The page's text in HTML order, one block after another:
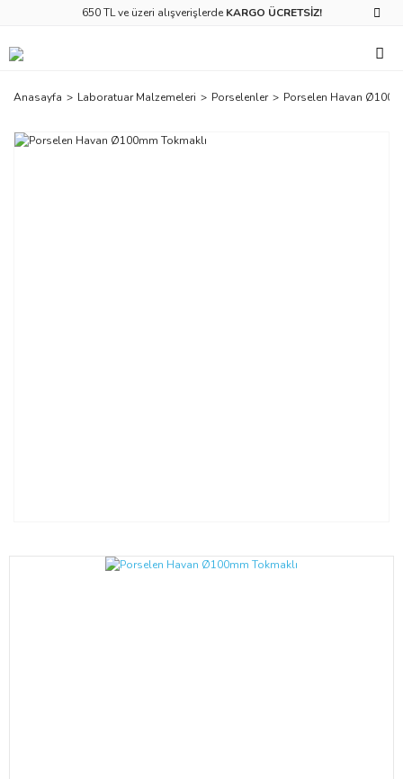
650 TL ve üzeri alışverişlerde KARGO ÜCRETSİZ!
Anasayfa Laboratuar Malzemeleri Porselenler Porselen Havan